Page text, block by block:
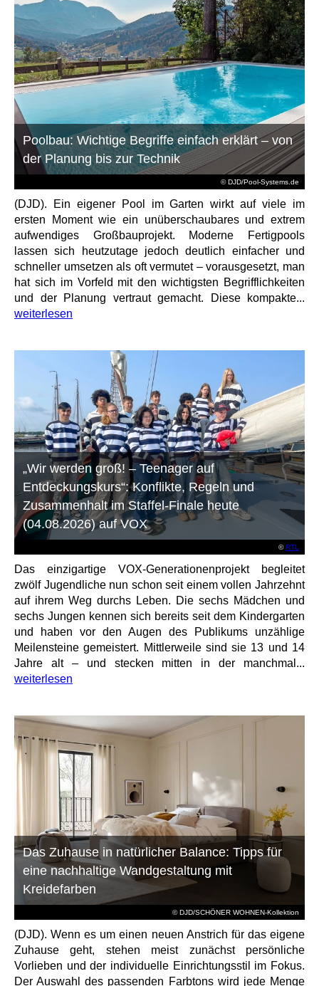
© DJD/Pool-Systems.de
Poolbau: Wichtige Begriffe einfach erklärt – von
der Planung bis zur Technik
(DJD). Ein eigener Pool im Garten wirkt auf viele im
ersten Moment wie ein unüberschaubares und extrem
aufwendiges Großbauprojekt. Moderne Fertigpools
lassen sich heutzutage jedoch deutlich einfacher und
schneller umsetzen als oft vermutet – vorausgesetzt, man
hat sich im Vorfeld mit den wichtigsten Begrifflichkeiten
und der Planung vertraut gemacht. Diese kompakte...
weiterlesen
©RTL
„Wir werden groß! – Teenager auf
Entdeckungskurs“: Konflikte, Regeln und
Zusammenhalt im Staffel-Finale heute
(04.08.2026) auf VOX
Das einzigartige VOX-Generationenprojekt begleitet
zwölf Jugendliche nun schon seit einem vollen Jahrzehnt
auf ihrem Weg durchs Leben. Die sechs Mädchen und
sechs Jungen kennen sich bereits seit dem Kindergarten
und haben vor den Augen des Publikums unzählige
Meilensteine gemeistert. Mittlerweile sind sie 13 und 14
Jahre alt – und stecken mitten in der manchmal...
weiterlesen
© DJD/SCHÖNER WOHNEN-Kollektion
Das Zuhause in natürlicher Balance: Tipps für
eine nachhaltige Wandgestaltung mit
Kreidefarben
(DJD). Wenn es um einen neuen Anstrich für das eigene
Zuhause geht, stehen meist zunächst persönliche
Vorlieben und der individuelle Einrichtungsstil im Fokus.
Der Auswahl des passenden Farbtons wird jede Menge